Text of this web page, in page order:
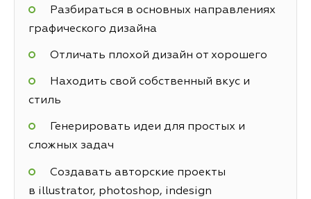
Разбираться в основных направлениях
графического дизайна
Отличать плохой дизайн от хорошего
Находить свой собственный вкус и
стиль
Генерировать идеи для простых и
сложных задач
Создавать авторские проекты
в illustrator, photoshop, indesign